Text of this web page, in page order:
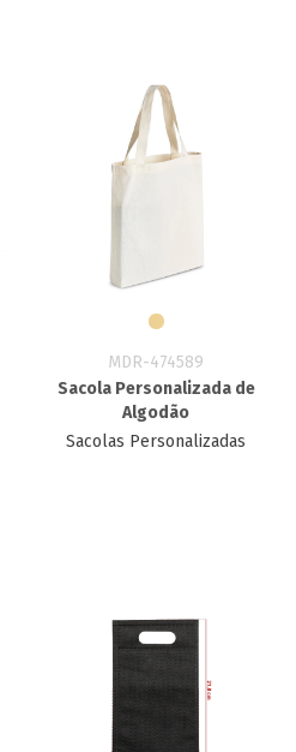
MDR-474589
Sacola Personalizada de
Algodão
Sacolas Personalizadas